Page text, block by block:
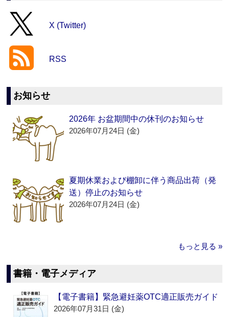
X (Twitter)
RSS
お知らせ
2026年 お盆期間中の休刊のお知らせ
2026年07月24日 (金)
夏期休業および棚卸に伴う商品出荷（発
送）停止のお知らせ
2026年07月24日 (金)
もっと見る »
書籍・電子メディア
【電子書籍】緊急避妊薬OTC適正販売ガイド
2026年07月31日 (金)